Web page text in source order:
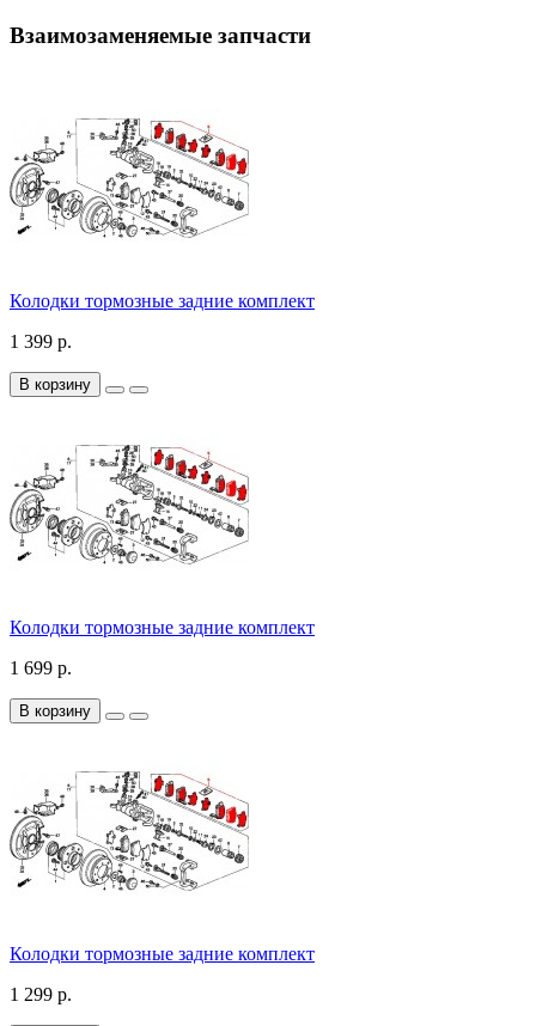
Взаимозаменяемые запчасти
Колодки тормозные задние комплект
1 399 р.
В корзину
Колодки тормозные задние комплект
1 699 р.
В корзину
Колодки тормозные задние комплект
1 299 р.